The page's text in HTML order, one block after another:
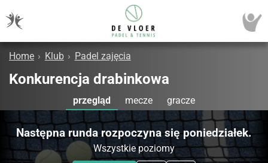
Home › Klub › Padel zajęcia
Konkurencja drabinkowa
przegląd mecze gracze
Następna runda rozpoczyna się poniedziałek.
Wszystkie poziomy